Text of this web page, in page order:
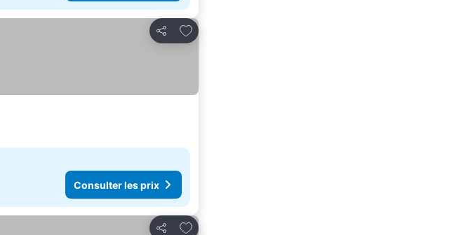
Partager
Ajouter à mes favoris
Consulter les prix
Ajouter à mes favoris